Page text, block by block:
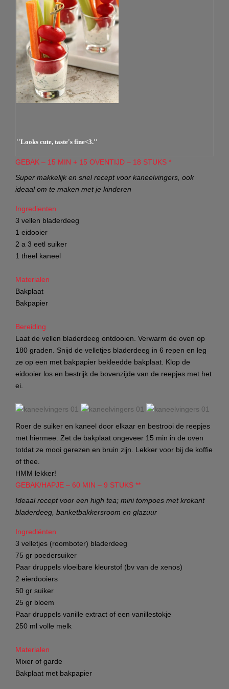
''Looks cute, taste's fine<3.''
GEBAK – 15 MIN + 15 OVENTIJD – 18 STUKS *
Super makkelijk en snel recept voor kaneelvingers, ook
ideaal om te maken met je kinderen
Ingredienten
3 vellen bladerdeeg
1 eidooier
2 a 3 eetl suiker
1 theel kaneel
Materialen
Bakplaat
Bakpapier
Bereiding
Laat de vellen bladerdeeg ontdooien. Verwarm de oven op
180 graden. Snijd de velletjes bladerdeeg in 6 repen en leg
ze op een met bakpapier bekleedde bakplaat. Klop de
eidooier los en bestrijk de bovenzijde van de reepjes met het
ei.
Roer de suiker en kaneel door elkaar en bestrooi de reepjes
met hiermee. Zet de bakplaat ongeveer 15 min in de oven
totdat ze mooi gerezen en bruin zijn. Lekker voor bij de koffie
of thee.
HMM lekker!
GEBAK/HAPJE – 60 MIN – 9 STUKS **
Ideaal recept voor een high tea; mini tompoes met krokant
bladerdeeg, banketbakkersroom en glazuur
Ingrediënten
3 velletjes (roomboter) bladerdeeg
75 gr poedersuiker
Paar druppels vloeibare kleurstof (bv van de xenos)
2 eierdooiers
50 gr suiker
25 gr bloem
Paar druppels vanille extract of een vanillestokje
250 ml volle melk
Materialen
Mixer of garde
Bakplaat met bakpapier